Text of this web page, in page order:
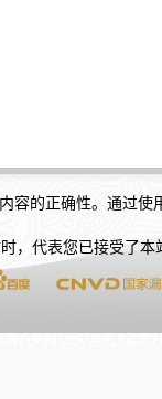
容的正确性。通过
，代表您已接受了本